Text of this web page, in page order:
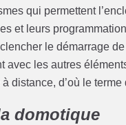
qui permettent
et leurs
le démarrage
avec les autres
distance, d’où le
domotique